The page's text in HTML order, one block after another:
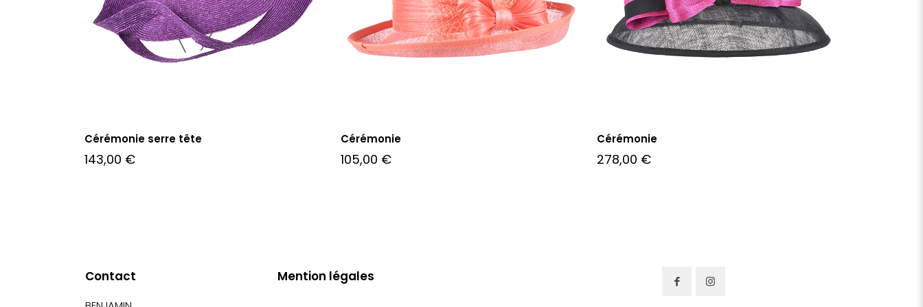
Cérémonie serre tête
143,00 €
Cérémonie
105,00 €
Cérémonie
278,00 €
Contact Mention légales